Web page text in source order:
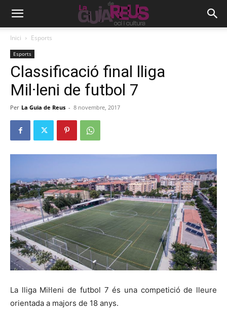
Inici Esports
Esports
Classificació final lliga
Mil·leni de futbol 7
Per La Guia de Reus - 8 novembre, 2017
La lliga Mil·leni de futbol 7 és una competició de lleure
orientada a majors de 18 anys.